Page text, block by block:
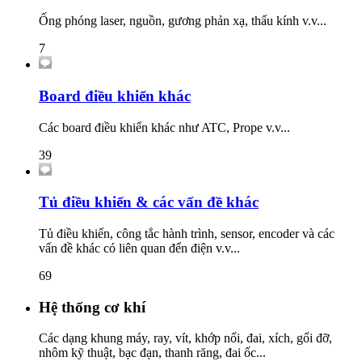
Ống phóng laser, nguồn, gương phản xạ, thấu kính v.v...
7
Board điều khiển khác
Các board điều khiển khác như ATC, Prope v.v...
39
Tủ điều khiển & các vấn đề khác
Tủ điều khiển, công tắc hành trình, sensor, encoder và các
vấn đề khác có liên quan đến điện v.v...
69
Hệ thống cơ khí
Các dạng khung máy, ray, vít, khớp nối, đai, xích, gối đỡ,
nhôm kỹ thuật, bạc đạn, thanh răng, đai ốc...